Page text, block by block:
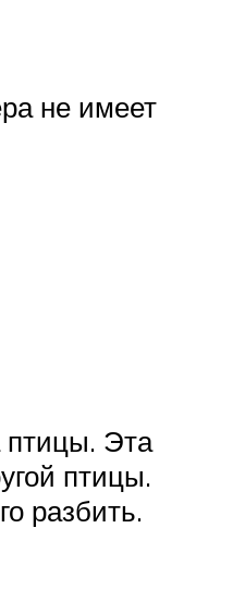
не имеет
птицы. Эта
птицы.
разбить.